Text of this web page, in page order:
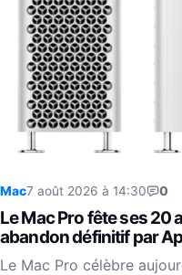
Mac7 août 2026 à 14:30 0
Le Mac Pro fête ses 20
abandon définitif par
Le Mac Pro célèbre